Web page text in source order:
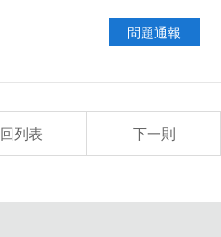
問題通報
回列表 下一則